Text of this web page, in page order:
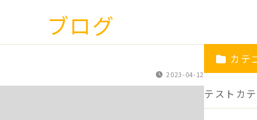
ブログ
2023-04-12
カテ
テストカ